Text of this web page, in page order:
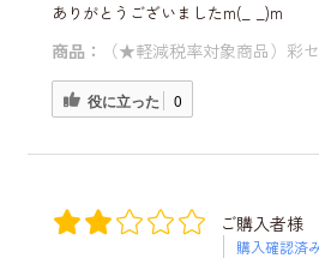
ありがとうございましたm(_ _)m
商品： （★軽減税率対象商品）彩
役に立った 0
ご購入者様
購入確認済